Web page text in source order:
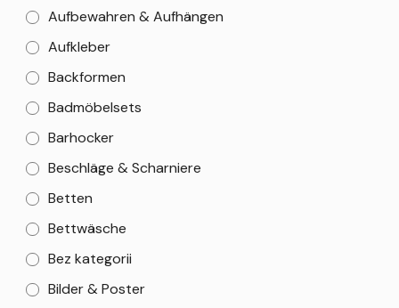
Aufbewahren & Aufhängen
Aufkleber
Backformen
Badmöbelsets
Barhocker
Beschläge & Scharniere
Betten
Bettwäsche
Bez kategorii
Bilder & Poster